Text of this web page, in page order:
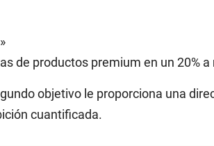
de productos premium en un 20%
objetivo le proporciona una
cuantificada.